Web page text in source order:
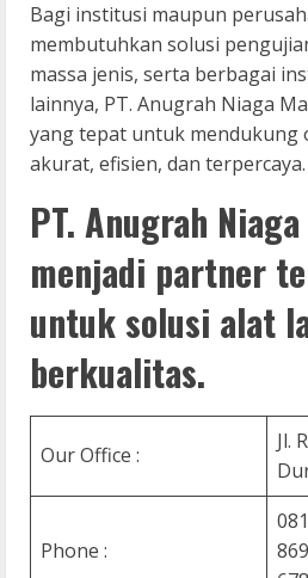
Bagi institusi maupun
membutuhkan solusi
massa jenis, serta berbagai
lainnya, PT. Anugrah Niaga
yang tepat untuk mendukung
akurat, efisien, dan terpercaya.
PT. Anugrah
menjadi partner
untuk solusi alat
berkualitas.
Our Office :
Jl.
Phone :